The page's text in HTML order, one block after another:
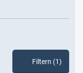
Filtern (1)